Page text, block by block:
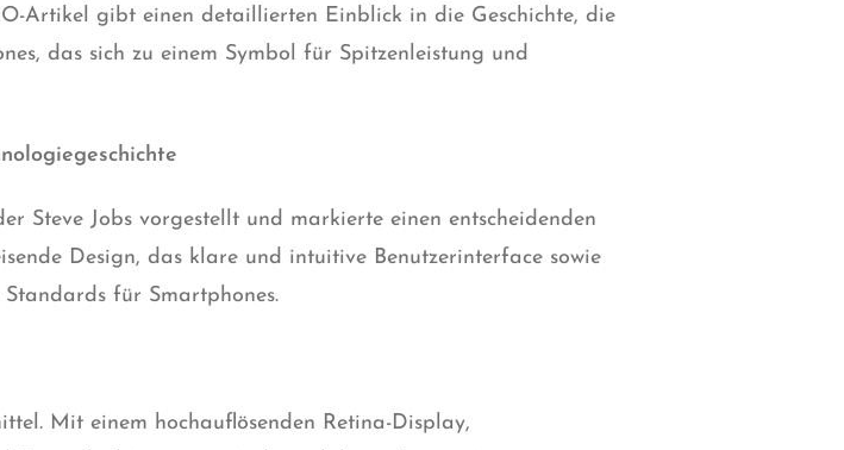
Artikel gibt einen detaillierten Einblick in die Geschichte, die
das sich zu einem Symbol für Spitzenleistung und
Steve Jobs vorgestellt und markierte einen entscheidenden
Design, das klare und intuitive Benutzerinterface sowie
für Smartphones.
Mit einem hochauflösenden Retina-Display,